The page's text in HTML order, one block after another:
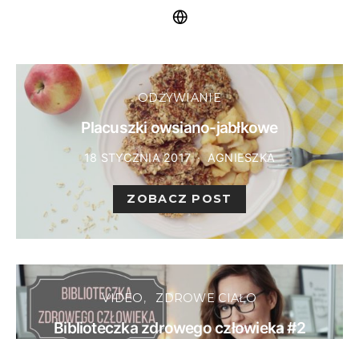
ODŻYWIANIE
Placuszki owsiano-jabłkowe
18 STYCZNIA 2017 AGNIESZKA
ZOBACZ POST
VIDEO ZDROWE CIAŁO
Biblioteczka zdrowego człowieka #2